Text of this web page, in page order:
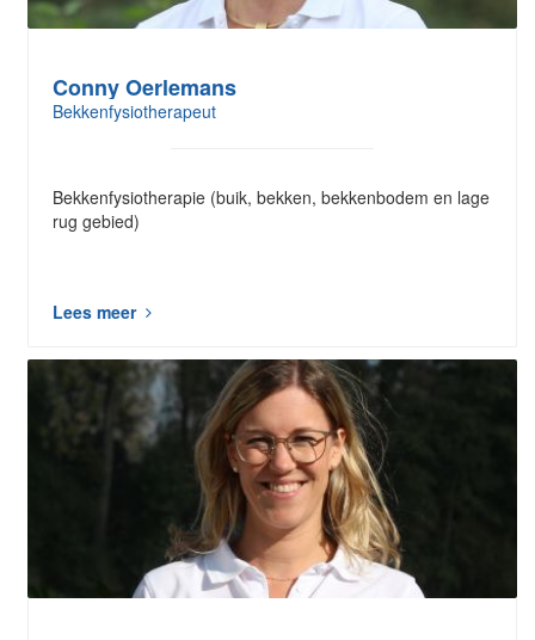
Conny Oerlemans
Bekkenfysiotherapeut
Bekkenfysiotherapie (buik, bekken, bekkenbodem en lage
rug gebied)
Lees meer